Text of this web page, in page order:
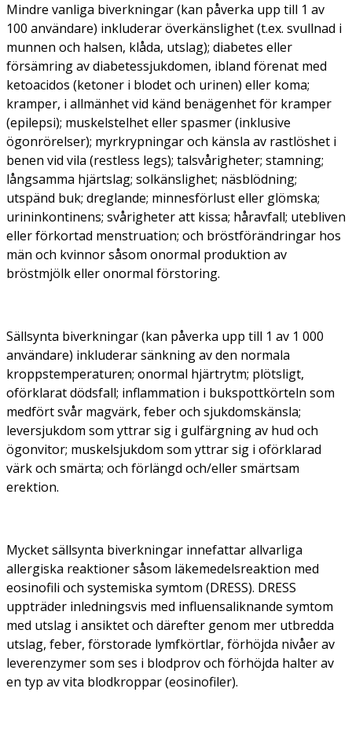
Mindre vanliga biverkningar (kan påverka upp till 1 av
100 användare) inkluderar överkänslighet (t.ex. svullnad i
munnen och halsen, klåda, utslag); diabetes eller
försämring av diabetessjukdomen, ibland förenat med
ketoacidos (ketoner i blodet och urinen) eller koma;
kramper, i allmänhet vid känd benägenhet för kramper
(epilepsi); muskelstelhet eller spasmer (inklusive
ögonrörelser); myrkrypningar och känsla av rastlöshet i
benen vid vila (restless legs); talsvårigheter; stamning;
långsamma hjärtslag; solkänslighet; näsblödning;
utspänd buk; dreglande; minnesförlust eller glömska;
urininkontinens; svårigheter att kissa; håravfall; utebliven
eller förkortad menstruation; och bröstförändringar hos
män och kvinnor såsom onormal produktion av
bröstmjölk eller onormal förstoring.
Sällsynta biverkningar (kan påverka upp till 1 av 1 000
användare) inkluderar sänkning av den normala
kroppstemperaturen; onormal hjärtrytm; plötsligt,
oförklarat dödsfall; inflammation i bukspottkörteln som
medfört svår magvärk, feber och sjukdomskänsla;
leversjukdom som yttrar sig i gulfärgning av hud och
ögonvitor; muskelsjukdom som yttrar sig i oförklarad
värk och smärta; och förlängd och/eller smärtsam
erektion.
Mycket sällsynta biverkningar innefattar allvarliga
allergiska reaktioner såsom läkemedelsreaktion med
eosinofili och systemiska symtom (DRESS). DRESS
uppträder inledningsvis med influensaliknande symtom
med utslag i ansiktet och därefter genom mer utbredda
utslag, feber, förstorade lymfkörtlar, förhöjda nivåer av
leverenzymer som ses i blodprov och förhöjda halter av
en typ av vita blodkroppar (eosinofiler).